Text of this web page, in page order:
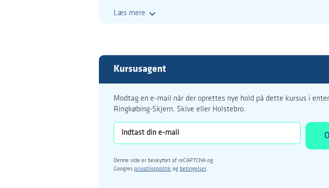
Læs mere
Kursusagent
Modtag en e-mail når der oprettes nye hold på dette kursus i
Ringkøbing-Skjern, Skive eller Holstebro.
Denne side er beskyttet af reCAPTCHA og
Googles privatlivspolitik og betingelser.